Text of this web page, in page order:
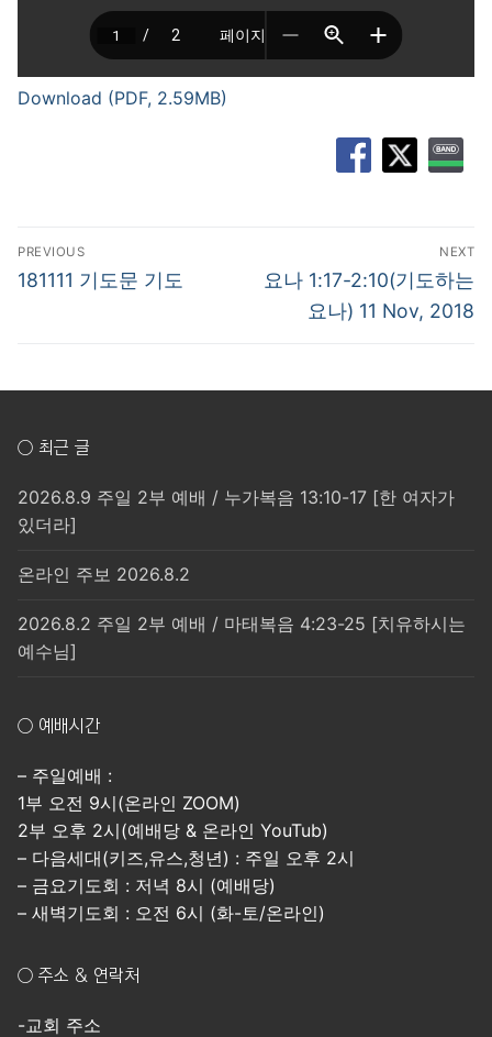
Download (PDF, 2.59MB)
글
탐
PREVIOUS
Previous
181111 기도문 기도
NEXT
Next
요나 1:17-2:10(기도하는
요나) 11 Nov, 2018
○ 최근 글
2026.8.9 주일 2부 예배 / 누가복음 13:10-17 [한 여자가
있더라]
온라인 주보 2026.8.2
2026.8.2 주일 2부 예배 / 마태복음 4:23-25 [치유하시는
예수님]
○ 예배시간
– 주일예배 :
1부 오전 9시(온라인 ZOOM)
2부 오후 2시(예배당 & 온라인 YouTub)
– 다음세대(키즈,유스,청년) : 주일 오후 2시
– 금요기도회 : 저녁 8시 (예배당)
– 새벽기도회 : 오전 6시 (화-토/온라인)
○ 주소 & 연락처
-교회 주소